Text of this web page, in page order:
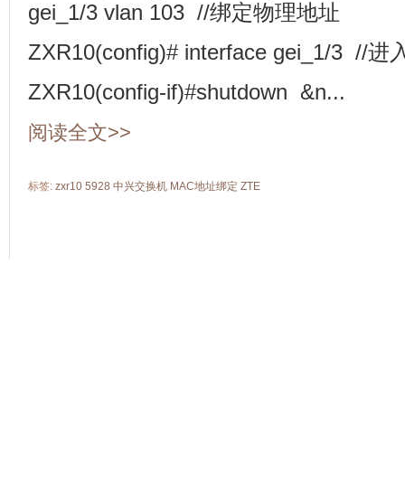
gei_1/3 vlan 103 //绑定物理地址
ZXR10(config)# interface gei_1/3 //进
ZXR10(config-if)#shutdown &n...
阅读全文>>
标签: zxr10 5928 中兴交换机 MAC地址绑定 ZTE